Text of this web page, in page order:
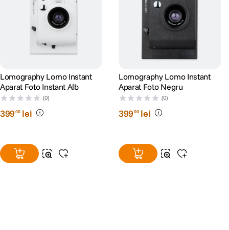
Lomography Lomo Instant
Aparat Foto Instant Alb
(0)
39900 lei
Lomography Lomo Instant
Aparat Foto Negru
(0)
39900 lei